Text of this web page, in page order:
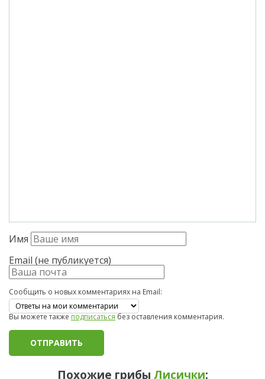
Имя
Email (не публикуется)
Сообщить о новых комментариях на Email:
Вы можете такжеподписатьсябез оставления комментария.
Похожие грибы Лисички: